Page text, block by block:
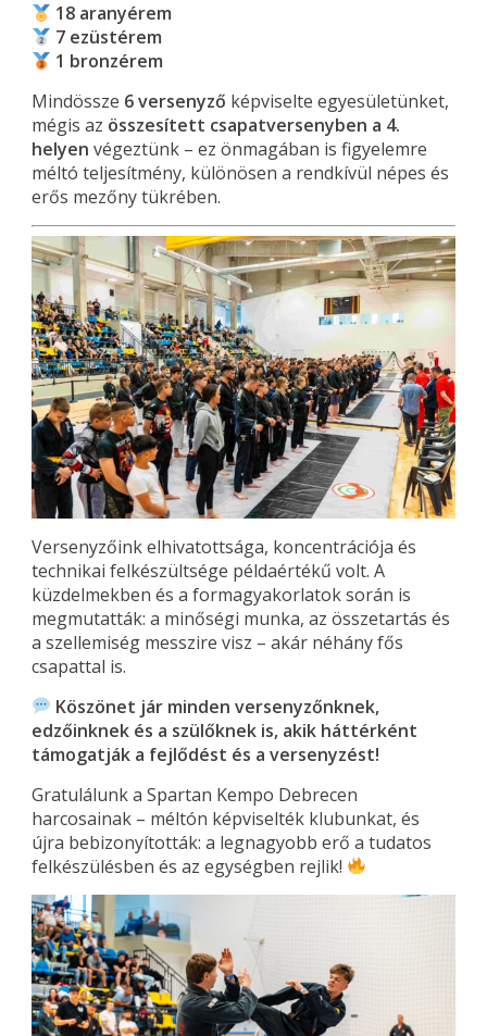
18 aranyérem
7 ezüstérem
1 bronzérem
Mindössze 6 versenyző képviselte egyesületünket,
mégis az összesített csapatversenyben a 4.
helyen végeztünk – ez önmagában is figyelemre
méltó teljesítmény, különösen a rendkívül népes és
erős mezőny tükrében.
Versenyzőink elhivatottsága, koncentrációja és
technikai felkészültsége példaértékű volt. A
küzdelmekben és a formagyakorlatok során is
megmutatták: a minőségi munka, az összetartás és
a szellemiség messzire visz – akár néhány fős
csapattal is.
Köszönet jár minden versenyzőnknek,
edzőinknek és a szülőknek is, akik háttérként
támogatják a fejlődést és a versenyzést!
Gratulálunk a Spartan Kempo Debrecen
harcosainak – méltón képviselték klubunkat, és
újra bebizonyították: a legnagyobb erő a tudatos
felkészülésben és az egységben rejlik!